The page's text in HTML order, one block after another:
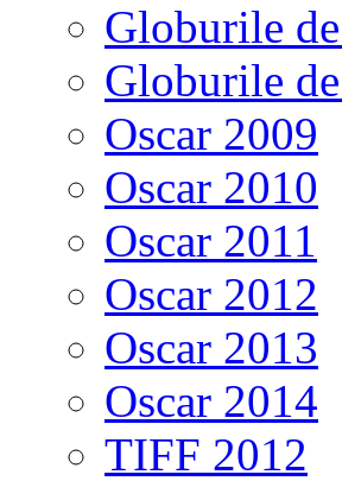
Globurile
Globurile
Oscar 2009
Oscar 2010
Oscar 2011
Oscar 2012
Oscar 2013
Oscar 2014
TIFF 2012